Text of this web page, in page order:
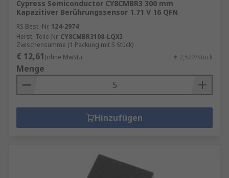
Cypress Semiconductor CY8CMBR3 300 mm
Kapazitiver Berührungssensor 1.71 V 16 QFN
RS Best.-Nr. 124-2974
Herst. Teile-Nr. CY8CMBR3108-LQXI
Zwischensumme (1 Packung mit 5 Stück)
€ 12,61(ohne MwSt.) € 2,522/Stück
Menge
Hinzufügen